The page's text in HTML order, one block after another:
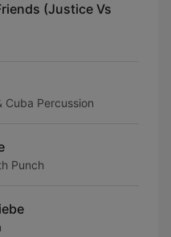
(Justice Vs
Cuba Percussion
Punch